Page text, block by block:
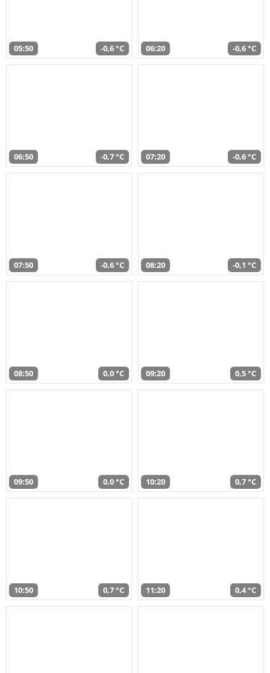
05:50 -0,6 °C 06:20 -0,6 °C
06:50 -0,7 °C 07:20 -0,6 °C
07:50 -0,6 °C 08:20 -0,1 °C
08:50 0,0 °C 09:20 0,5 °C
09:50 0,0 °C 10:20 0,7 °C
10:50 0,7 °C 11:20 0,4 °C